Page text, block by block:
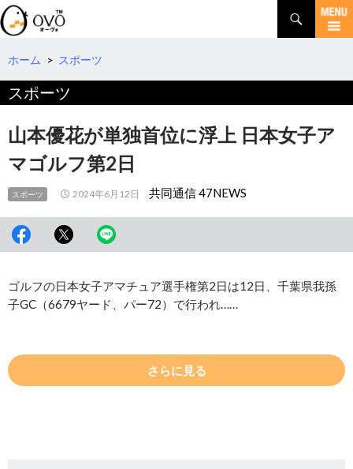
検
索
コ
テ
へ
動
ホーム > スポーツ
スポーツ
山本優花が単独首位に浮上 日本女子ア
マゴルフ第2日
スポーツ 2024年6月12日 共同通信 47NEWS
ゴルフの日本女子アマチュア選手権第2日は12日、千葉県我孫
子GC（6679ヤード、パー72）で行われ……
さらに見る